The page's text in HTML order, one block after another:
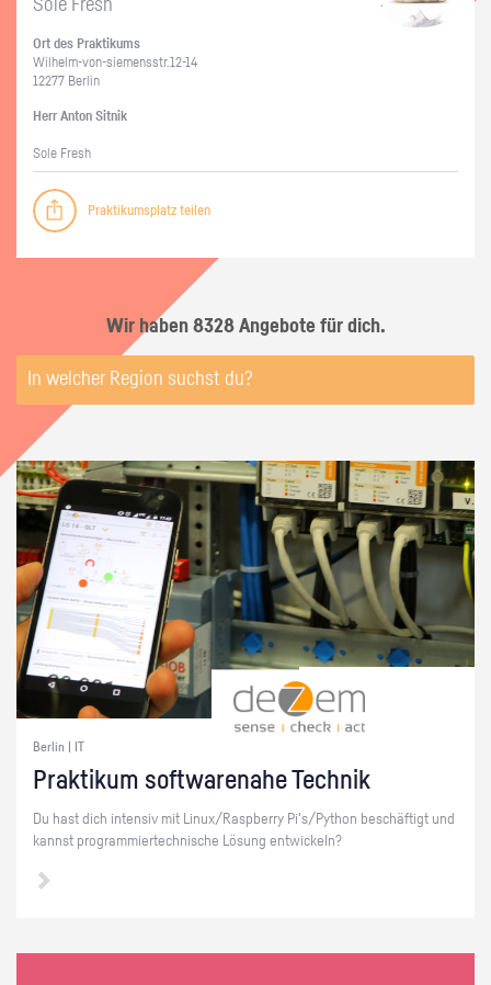
Sole Fresh
Ort des Prak­ti­kums
Wil­helm-von-sie­mens­str.12-14
12277 Ber­lin
Herr Anton Sit­nik
Sole Fresh
Praktikumsplatz teilen
Wir haben 8328 Angebote für dich.
Berlin | IT
Prak­ti­kum soft­ware­na­he Tech­nik
Du hast dich in­ten­siv mit Linux/Raspber­ry Pi's/Py­thon be­schäf­tigt und
kannst pro­gram­mier­tech­ni­sche Lö­sung ent­wi­ckeln?